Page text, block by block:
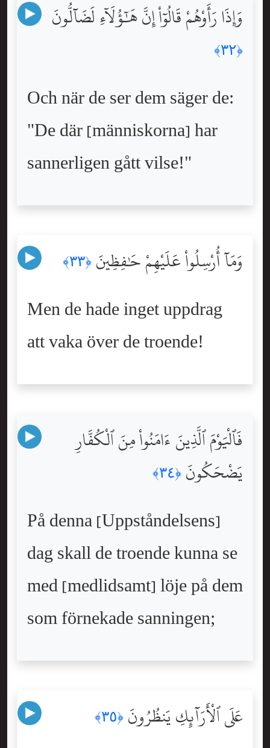
وَإِذَا رَأَوْهُمْ قَالُوٓاْ إِنَّ هَٰٓؤُلَآءِ لَضَآلُّونَ
﴿٣٢﴾
Och när de ser dem säger de:
"De där [människorna] har
sannerligen gått vilse!"
وَمَآ أُرْسِلُواْ عَلَيْهِمْ حَٰفِظِينَ ﴿٣٣﴾
Men de hade inget uppdrag
att vaka över de troende!
فَٱلْيَوْمَ ٱلَّذِينَ ءَامَنُواْ مِنَ ٱلْكُفَّارِ
يَضْحَكُونَ ﴿٣٤﴾
På denna [Uppståndelsens]
dag skall de troende kunna se
med [medlidsamt] löje på dem
som förnekade sanningen;
عَلَى ٱلْأَرَآئِكِ يَنظُرُونَ ﴿٣٥﴾